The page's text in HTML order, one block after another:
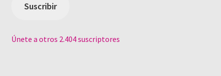
Suscribir
Únete a otros 2.404 suscriptores